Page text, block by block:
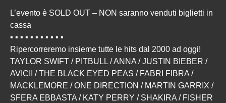
L’evento è SOLD OUT – NON saranno venduti biglietti in
cassa
▪︎ ▪︎ ▪︎ ▪︎ ▪︎ ▪︎ ▪︎ ▪︎ ▪︎ ▪︎ ▪︎
Ripercorreremo insieme tutte le hits dal 2000 ad oggi!
TAYLOR SWIFT / PITBULL / ANNA / JUSTIN BIEBER /
AVICII / THE BLACK EYED PEAS / FABRI FIBRA /
MACKLEMORE / ONE DIRECTION / MARTIN GARRIX /
SFERA EBBASTA / KATY PERRY / SHAKIRA / FISHER